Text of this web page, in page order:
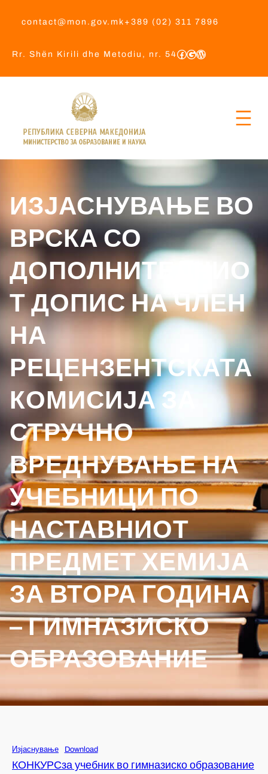
contact@mon.gov.mk +389 (02) 311 7896
Rr. Shën Kirili dhe Metodiu, nr. 54
ИЗЈАСНУВАЊЕ ВО
ВРСКА СО
ДОПОЛНИТЕЛНИО
Т ДОПИС НА ЧЛЕН
НА
РЕЦЕНЗЕНТСКАТА
КОМИСИЈА ЗА
СТРУЧНО
ВРЕДНУВАЊЕ НА
УЧЕБНИЦИ ПО
НАСТАВНИОТ
ПРЕДМЕТ ХЕМИЈА
ЗА ВТОРА ГОДИНА
– ГИМНАЗИСКО
ОБРАЗОВАНИЕ
Изјаснување Download
КОНКУРСза учебник во гимназиско образование